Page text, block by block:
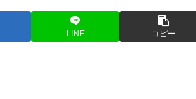
LINE コピー